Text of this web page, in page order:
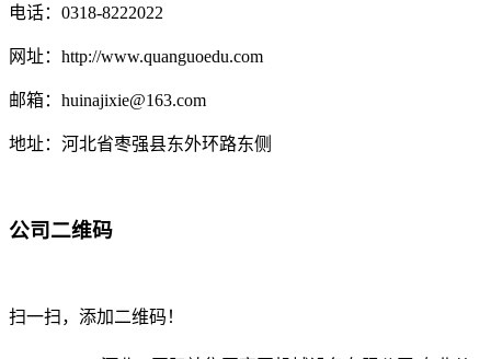
电话：0318-8222022
网址：http://www.quanguoedu.com
邮箱：huinajixie@163.com
地址：河北省枣强县东外环路东侧
公司二维码
扫一扫，添加二维码！